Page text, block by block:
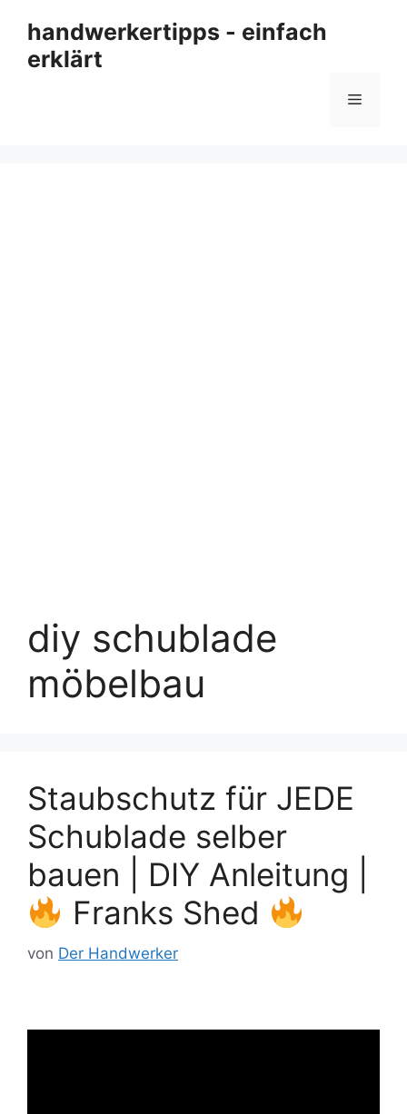
Inhalt
springen
handwerkertipps - einfach
erklärt
Menü
diy schublade
möbelbau
Staubschutz für JEDE
Schublade selber
bauen | DIY Anleitung |
Franks Shed
von Der Handwerker